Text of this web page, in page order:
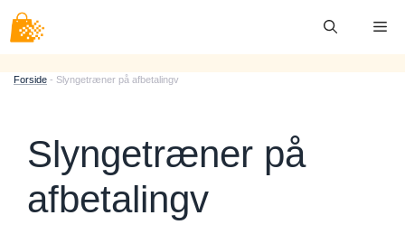
Hop
til
Forside - Slyngetræner på afbetalingv
Slyngetræner på
afbetalingv